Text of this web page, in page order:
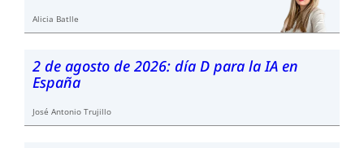
Alicia Batlle
2 de agosto de 2026: día D para la IA en
España
José Antonio Trujillo